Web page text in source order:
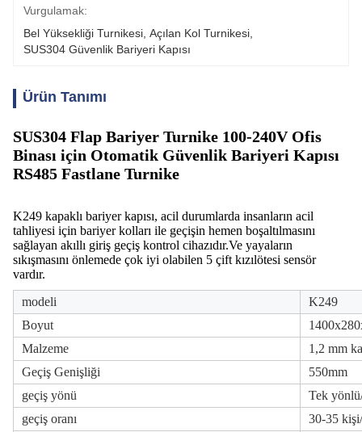
Vurgulamak:
Bel Yüksekliği Turnikesi Açılan Kol Turnikesi
SUS304 Güvenlik Bariyeri Kapısı
Ürün Tanımı
SUS304 Flap Bariyer Turnike 100-240V Ofis
Binası için Otomatik Güvenlik Bariyeri Kapısı
RS485 Fastlane Turnike
K249 kapaklı bariyer kapısı, acil durumlarda insanların acil
tahliyesi için bariyer kolları ile geçişin hemen boşaltılmasını
sağlayan akıllı giriş geçiş kontrol cihazıdır.Ve yayaların
sıkışmasını önlemede çok iyi olabilen 5 çift kızılötesi sensör
vardır.
modeli
K249
Boyut
Malzeme
1,2 mm
Geçiş Genişliği
550mm
geçiş yönü
Tek
geçiş oranı
30-35